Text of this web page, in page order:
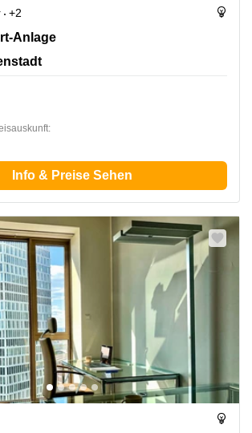
+2
35-37, Frankfurt Innenstadt
Anlage
Info & Preise Sehen